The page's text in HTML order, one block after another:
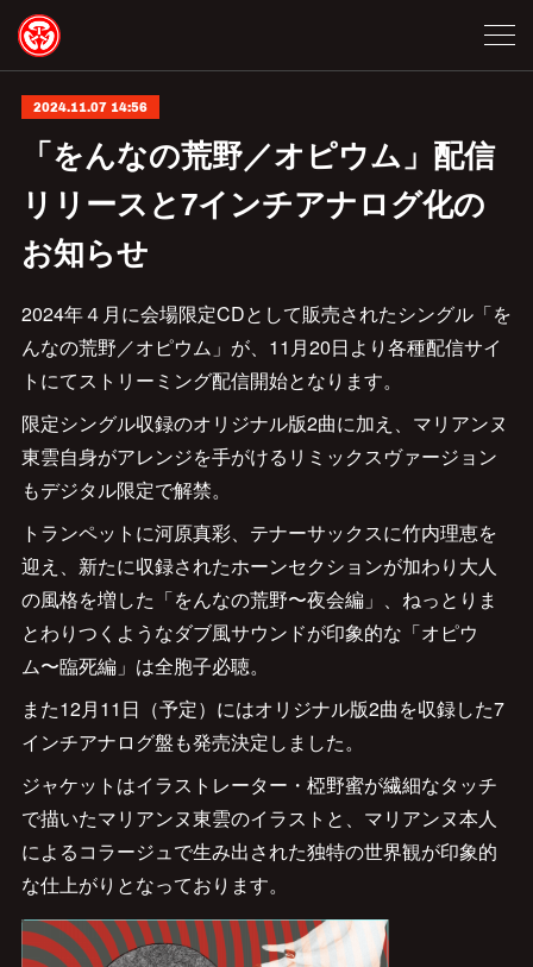
2024.11.07 14:56
「をんなの荒野／オピウム」配信
リリースと7インチアナログ化の
お知らせ
2024年４月に会場限定CDとして販売されたシングル「を
んなの荒野／オピウム」が、11月20日より各種配信サイ
トにてストリーミング配信開始となります。
限定シングル収録のオリジナル版2曲に加え、マリアンヌ
東雲自身がアレンジを手がけるリミックスヴァージョン
もデジタル限定で解禁。
トランペットに河原真彩、テナーサックスに竹内理恵を
迎え、新たに収録されたホーンセクションが加わり大人
の風格を増した「をんなの荒野〜夜会編」、ねっとりま
とわりつくようなダブ風サウンドが印象的な「オピウ
ム〜臨死編」は全胞子必聴。
また12月11日（予定）にはオリジナル版2曲を収録した7
インチアナログ盤も発売決定しました。
ジャケットはイラストレーター・椏野蜜が繊細なタッチ
で描いたマリアンヌ東雲のイラストと、マリアンヌ本人
によるコラージュで生み出された独特の世界観が印象的
な仕上がりとなっております。